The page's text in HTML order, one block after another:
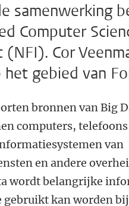
samenwerking
Computer
Cor
gebied van
bronnen van Big
computers,
van
en andere
wordt belangrijke
gebruikt kan worden